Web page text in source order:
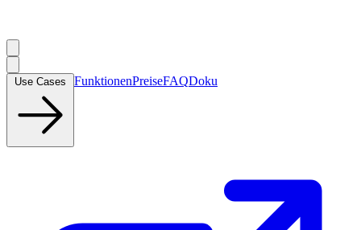
FunktionenPreiseFAQDoku